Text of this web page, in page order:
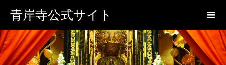
青岸寺公式サイト